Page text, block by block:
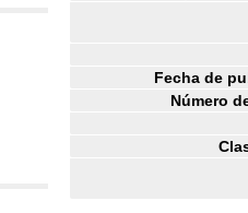
Fecha de
Número